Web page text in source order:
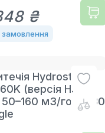
₴
замовлення
Hydrostar
(версія High
50–160 м3/год, 230